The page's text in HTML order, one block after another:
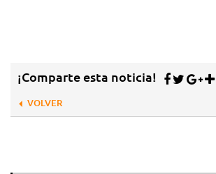
¡Comparte esta noticia!
VOLVER